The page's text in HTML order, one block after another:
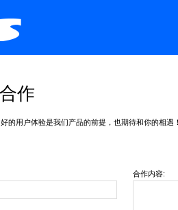
作
的用户体验是我们产品的前提，也期待和你的相遇！
合作内容: